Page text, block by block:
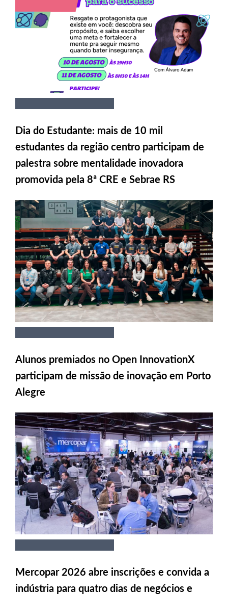
Dia do Estudante: mais de 10 mil
estudantes da região centro participam de
palestra sobre mentalidade inovadora
promovida pela 8ª CRE e Sebrae RS
Alunos premiados no Open InnovationX
participam de missão de inovação em Porto
Alegre
Mercopar 2026 abre inscrições e convida a
indústria para quatro dias de negócios e